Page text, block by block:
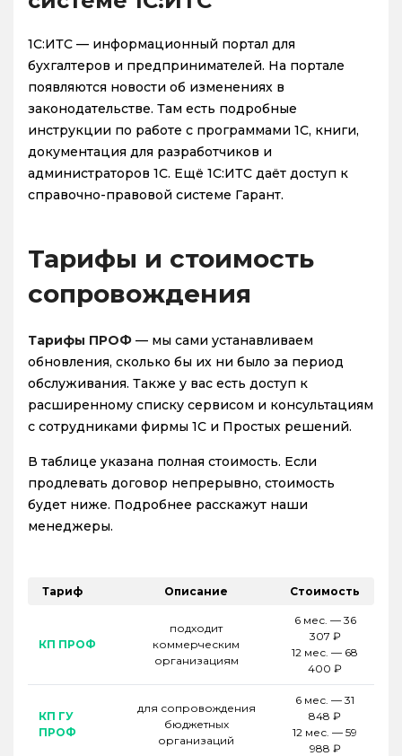
1С:ИТС — информационный портал для
бухгалтеров и предпринимателей. На портале
появляются новости об изменениях в
законодательстве. Там есть подробные
инструкции по работе с программами 1С, книги,
документация для разработчиков и
администраторов 1С. Ещё 1С:ИТС даёт доступ к
справочно-правовой системе Гарант.
Тарифы и стоимость
сопровождения
Тарифы ПРОФ — мы сами устанавливаем
обновления, сколько бы их ни было за период
обслуживания. Также у вас есть доступ к
расширенному списку сервисом и консультациям
с сотрудниками фирмы 1С и Простых решений.
В таблице указана полная стоимость. Если
продлевать договор непрерывно, стоимость
будет ниже. Подробнее расскажут наши
менеджеры.
Тариф Описание Стоимость
КП ПРОФ
подходит
коммерческим
организациям
6 мес. — 36
307 ₽
12 мес. — 68
400 ₽
КП ГУ
ПРОФ
для сопровождения
бюджетных
организаций
6 мес. — 31
848 ₽
12 мес. — 59
988 ₽